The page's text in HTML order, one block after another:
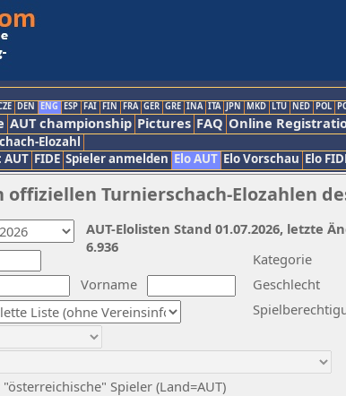
DEN ENG ESP FAI FIN FRA GER GRE INA ITA JPN MKD LTU NED POL
AUT championship Pictures FAQ Online
Elozahl
FIDE Spieler anmelden Elo AUT Elo Vorschau Elo
Turnierschach-Elozahlen
Vorname
Kategorie
Geschlecht
Spieler (Land=AUT)
AUT-Elolisten Stand 01.07.2026, letzte
6.936